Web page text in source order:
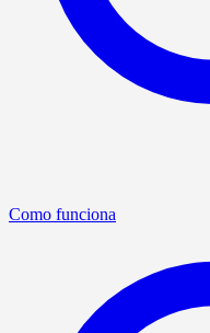
Como funciona